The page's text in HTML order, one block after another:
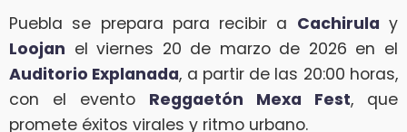
Puebla se prepara para recibir a Cachirula y
Loojan el viernes 20 de marzo de 2026 en el
Auditorio Explanada, a partir de las 20:00 horas,
con el evento Reggaetón Mexa Fest, que
promete éxitos virales y ritmo urbano.